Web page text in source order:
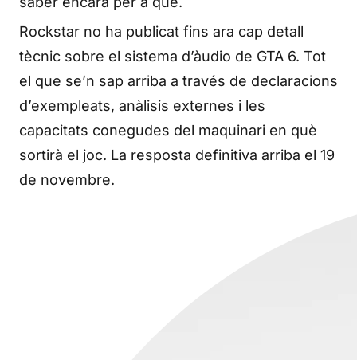
Rockstar no ha publicat fins ara cap detall
tècnic sobre el sistema d’àudio de GTA 6. Tot
el que se’n sap arriba a través de declaracions
d’exempleats, anàlisis externes i les
capacitats conegudes del maquinari en què
sortirà el joc. La resposta definitiva arriba el 19
de novembre.